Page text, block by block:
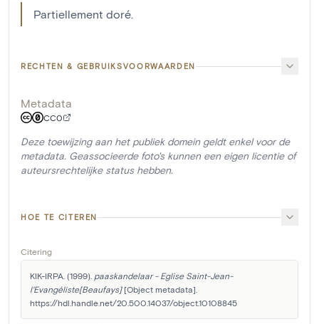
Partiellement doré.
RECHTEN & GEBRUIKSVOORWAARDEN
Metadata
CC0
Deze toewijzing aan het publiek domein geldt enkel voor de
metadata. Geassocieerde foto's kunnen een eigen licentie of
auteursrechtelijke status hebben.
HOE TE CITEREN
Citering
KIK-IRPA. (1999). paaskandelaar - Eglise Saint-Jean-
l'Evangéliste[Beaufays] [Object metadata].
https://hdl.handle.net/20.500.14037/object.10108845